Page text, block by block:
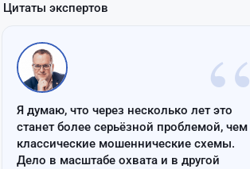
Цитаты экспертов
“
Я думаю, что через несколько лет это
станет более серьёзной проблемой, чем
классические мошеннические схемы.
Дело в масштабе охвата и в другой